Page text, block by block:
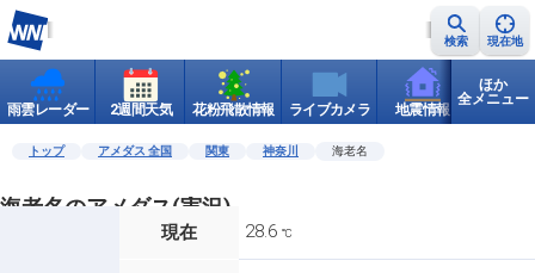
検索 現在地
雨雲レーダー 2週間天気 花粉飛散情報 ライブカメラ 地震情報 世界天
ほか
全メニュー
トップ アメダス 全国 関東 神奈川 海老名
海老名のアメダス(実況)
現在 28.6 ℃